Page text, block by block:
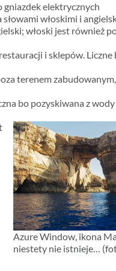
gniazdek elektrycznych
włoskimi i
włoski jest również
i sklepów. Liczne
terenem
bo pozyskiwana z
Azure Window, ikona
niestety nie istnieje…